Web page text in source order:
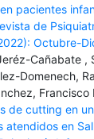
pacientes
de
Octubre-
Cañabate ,
Domenech,
Francisco
de cutting en
atendidos en